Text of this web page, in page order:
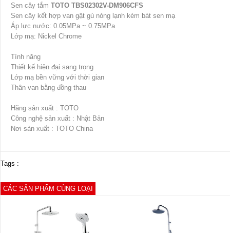
Sen cây tắm TOTO TBS02302V-DM906CFS
Sen cây kết hợp van gật gù nóng lạnh kèm bát sen mạ
Áp lực nước: 0.05MPa ~ 0.75MPa
Lớp mạ: Nickel Chrome
Tính năng
Thiết kế hiện đại sang trọng
Lớp mạ bền vững với thời gian
Thân van bằng đồng thau
Hãng sản xuất : TOTO
Công nghệ sản xuất : Nhật Bản
Nơi sản xuất : TOTO China
Tags :
CÁC SẢN PHẨM CÙNG LOẠI